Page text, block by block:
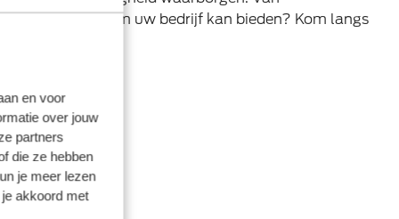
en voor
over jouw
partners
die ze hebben
je meer lezen
akkoord met
Transit Custom uw bedrijf kan bieden? Kom langs